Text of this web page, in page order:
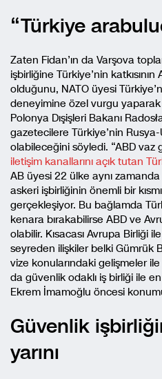
“Türkiye
Zaten Fidan’ın da Varşova
işbirliğine Türkiye’nin
olduğunu, NATO üyesi
deneyimine özel vurgu yaparak
Polonya Dışişleri Bakanı
gazetecilere Türkiye’nin
olabileceğini söyledi. “ABD
iletişim kanallarını açık tutan
AB üyesi 22 ülke aynı
askeri işbirliğinin önemli bir
gerçekleşiyor. Bu bağlamda
kenara bırakabilirse ABD ve
olabilir. Kısacası Avrupa Birliği
seyreden ilişkiler belki Gümrük
vize konularındaki gelişmeler
da güvenlik odaklı iş birliği ile
Ekrem İmamoğlu öncesi
Güvenlik
yarını